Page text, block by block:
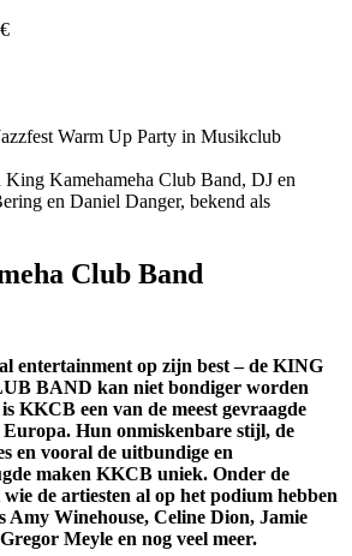
Warm Up Party in Musikclub
King Kamehameha Club Band, DJ en
en Daniel Danger, bekend als
Club Band
entertainment op zijn best – de KING
BAND kan niet bondiger worden
KKCB een van de meest gevraagde
Europa. Hun onmiskenbare stijl, de
en vooral de uitbundige en
maken KKCB uniek. Onder de
de artiesten al op het podium hebben
Amy Winehouse, Celine Dion, Jamie
Meyle en nog veel meer.